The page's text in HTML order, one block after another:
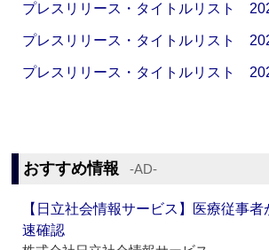
プレスリリース・タイトルリスト
プレスリリース・タイトルリスト
プレスリリース・タイトルリスト
おすすめ情報 ‐AD‐
【日立社会情報サービス】医療従事
速確認